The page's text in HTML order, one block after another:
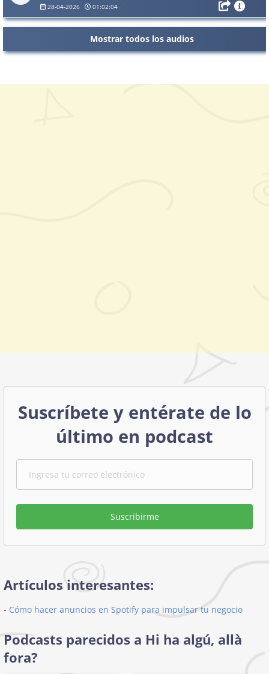
28-04-2026 01:02:04
Mostrar todos los audios
Suscríbete y entérate de lo
último en podcast
Suscribirme
Artículos interesantes:
- Cómo hacer anuncios en Spotify para impulsar tu negocio
Podcasts parecidos a Hi ha algú, allà
fora?